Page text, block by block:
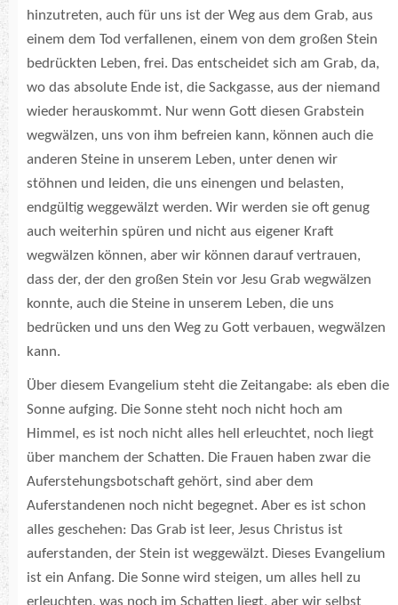
hinzutreten, auch für uns ist der Weg aus dem Grab, aus
einem dem Tod verfallenen, einem von dem großen Stein
bedrückten Leben, frei. Das entscheidet sich am Grab, da,
wo das absolute Ende ist, die Sackgasse, aus der niemand
wieder herauskommt. Nur wenn Gott diesen Grabstein
wegwälzen, uns von ihm befreien kann, können auch die
anderen Steine in unserem Leben, unter denen wir
stöhnen und leiden, die uns einengen und belasten,
endgültig weggewälzt werden. Wir werden sie oft genug
auch weiterhin spüren und nicht aus eigener Kraft
wegwälzen können, aber wir können darauf vertrauen,
dass der, der den großen Stein vor Jesu Grab wegwälzen
konnte, auch die Steine in unserem Leben, die uns
bedrücken und uns den Weg zu Gott verbauen, wegwälzen
kann.
Über diesem Evangelium steht die Zeitangabe: als eben die
Sonne aufging. Die Sonne steht noch nicht hoch am
Himmel, es ist noch nicht alles hell erleuchtet, noch liegt
über manchem der Schatten. Die Frauen haben zwar die
Auferstehungsbotschaft gehört, sind aber dem
Auferstandenen noch nicht begegnet. Aber es ist schon
alles geschehen: Das Grab ist leer, Jesus Christus ist
auferstanden, der Stein ist weggewälzt. Dieses Evangelium
ist ein Anfang. Die Sonne wird steigen, um alles hell zu
erleuchten, was noch im Schatten liegt, aber wir selbst